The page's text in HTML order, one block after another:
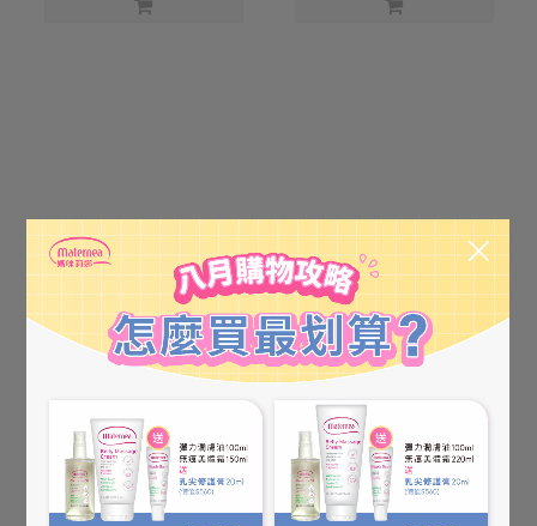
【葵森】益菌護膚霜(加強型)
NT$650
NT$750
【葵森】寶寶益菌護膚油
NT$600
NT$650